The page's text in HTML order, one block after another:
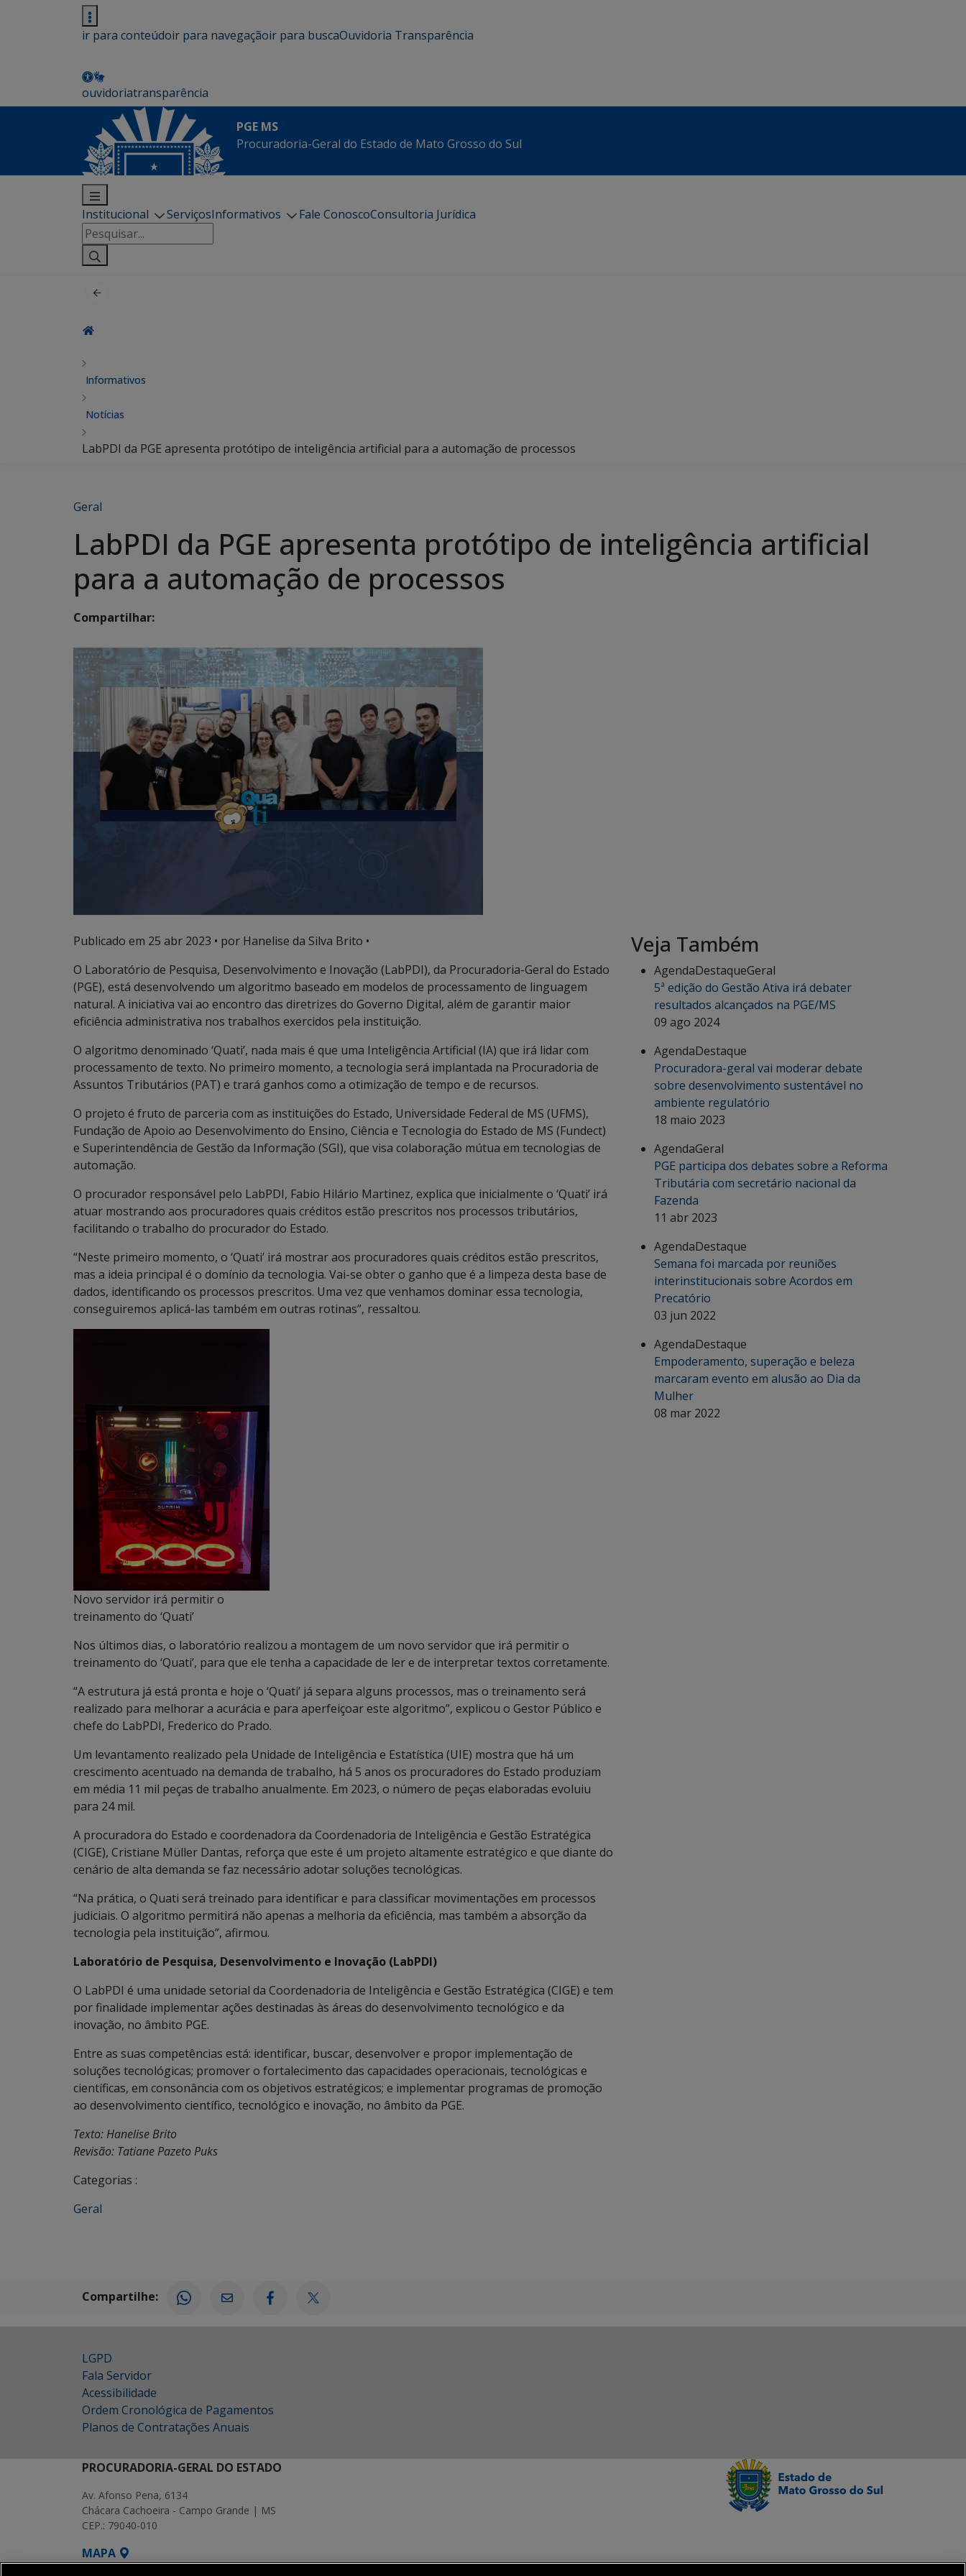
ir para conteúdoir para navegaçãoir para buscaOuvidoria Transparência
ouvidoriatransparência
PGE MS
Procuradoria-Geral do Estado de Mato Grosso do Sul
Institucional ServiçosInformativos Fale ConoscoConsultoria Jurídica
Pesquisar
por:
Informativos
Notícias
LabPDI da PGE apresenta protótipo de inteligência artificial para a automação de processos
Geral
LabPDI da PGE apresenta protótipo de inteligência artificial
para a automação de processos
Compartilhar:
Publicado em 25 abr 2023 • por Hanelise da Silva Brito •
O Laboratório de Pesquisa, Desenvolvimento e Inovação (LabPDI), da Procuradoria-Geral do Estado
(PGE), está desenvolvendo um algoritmo baseado em modelos de processamento de linguagem
natural. A iniciativa vai ao encontro das diretrizes do Governo Digital, além de garantir maior
eficiência administrativa nos trabalhos exercidos pela instituição.
O algoritmo denominado ‘Quati’, nada mais é que uma Inteligência Artificial (IA) que irá lidar com
processamento de texto. No primeiro momento, a tecnologia será implantada na Procuradoria de
Assuntos Tributários (PAT) e trará ganhos como a otimização de tempo e de recursos.
O projeto é fruto de parceria com as instituições do Estado, Universidade Federal de MS (UFMS),
Fundação de Apoio ao Desenvolvimento do Ensino, Ciência e Tecnologia do Estado de MS (Fundect)
e Superintendência de Gestão da Informação (SGI), que visa colaboração mútua em tecnologias de
automação.
O procurador responsável pelo LabPDI, Fabio Hilário Martinez, explica que inicialmente o ‘Quati’ irá
atuar mostrando aos procuradores quais créditos estão prescritos nos processos tributários,
facilitando o trabalho do procurador do Estado.
“Neste primeiro momento, o ‘Quati’ irá mostrar aos procuradores quais créditos estão prescritos,
mas a ideia principal é o domínio da tecnologia. Vai-se obter o ganho que é a limpeza desta base de
dados, identificando os processos prescritos. Uma vez que venhamos dominar essa tecnologia,
conseguiremos aplicá-las também em outras rotinas”, ressaltou.
Novo servidor irá permitir o
treinamento do ‘Quati’
Nos últimos dias, o laboratório realizou a montagem de um novo servidor que irá permitir o
treinamento do ‘Quati’, para que ele tenha a capacidade de ler e de interpretar textos corretamente.
“A estrutura já está pronta e hoje o ‘Quati’ já separa alguns processos, mas o treinamento será
realizado para melhorar a acurácia e para aperfeiçoar este algoritmo”, explicou o Gestor Público e
chefe do LabPDI, Frederico do Prado.
Um levantamento realizado pela Unidade de Inteligência e Estatística (UIE) mostra que há um
crescimento acentuado na demanda de trabalho, há 5 anos os procuradores do Estado produziam
em média 11 mil peças de trabalho anualmente. Em 2023, o número de peças elaboradas evoluiu
para 24 mil.
A procuradora do Estado e coordenadora da Coordenadoria de Inteligência e Gestão Estratégica
(CIGE), Cristiane Müller Dantas, reforça que este é um projeto altamente estratégico e que diante do
cenário de alta demanda se faz necessário adotar soluções tecnológicas.
“Na prática, o Quati será treinado para identificar e para classificar movimentações em processos
judiciais. O algoritmo permitirá não apenas a melhoria da eficiência, mas também a absorção da
tecnologia pela instituição”, afirmou.
Laboratório de Pesquisa, Desenvolvimento e Inovação (LabPDI)
O LabPDI é uma unidade setorial da Coordenadoria de Inteligência e Gestão Estratégica (CIGE) e tem
por finalidade implementar ações destinadas às áreas do desenvolvimento tecnológico e da
inovação, no âmbito PGE.
Entre as suas competências está: identificar, buscar, desenvolver e propor implementação de
soluções tecnológicas; promover o fortalecimento das capacidades operacionais, tecnológicas e
científicas, em consonância com os objetivos estratégicos; e implementar programas de promoção
ao desenvolvimento científico, tecnológico e inovação, no âmbito da PGE.
Texto: Hanelise Brito
Revisão: Tatiane Pazeto Puks
Categorias :
Geral
Veja Também
AgendaDestaqueGeral
5ª edição do Gestão Ativa irá debater
resultados alcançados na PGE/MS
09 ago 2024
AgendaDestaque
Procuradora-geral vai moderar debate
sobre desenvolvimento sustentável no
ambiente regulatório
18 maio 2023
AgendaGeral
PGE participa dos debates sobre a Reforma
Tributária com secretário nacional da
Fazenda
11 abr 2023
AgendaDestaque
Semana foi marcada por reuniões
interinstitucionais sobre Acordos em
Precatório
03 jun 2022
AgendaDestaque
Empoderamento, superação e beleza
marcaram evento em alusão ao Dia da
Mulher
08 mar 2022
Compartilhe:
LGPD
Fala Servidor
Acessibilidade
Ordem Cronológica de Pagamentos
Planos de Contratações Anuais
PROCURADORIA-GERAL DO ESTADO
Av. Afonso Pena, 6134
Chácara Cachoeira - Campo Grande | MS
CEP.: 79040-010
MAPA